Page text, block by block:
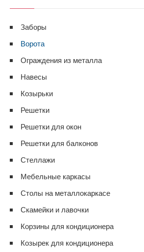
Заборы
Ворота
Ограждения из металла
Навесы
Козырьки
Решетки
Решетки для окон
Решетки для балконов
Стеллажи
Мебельные каркасы
Столы на металлокаркасе
Скамейки и лавочки
Корзины для кондиционера
Козырек для кондиционера